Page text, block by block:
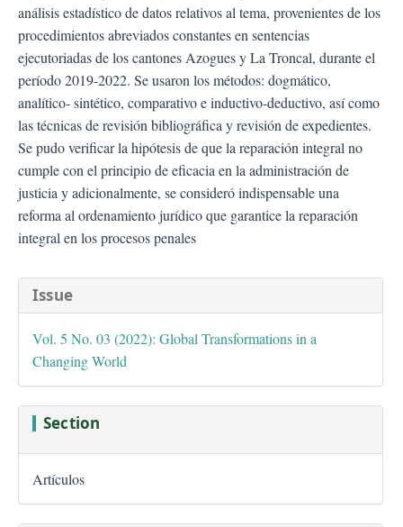
análisis estadístico de datos relativos al tema, provenientes de los
procedimientos abreviados constantes en sentencias
ejecutoriadas de los cantones Azogues y La Troncal, durante el
período 2019-2022. Se usaron los métodos: dogmático,
analítico- sintético, comparativo e inductivo-deductivo, así como
las técnicas de revisión bibliográfica y revisión de expedientes.
Se pudo verificar la hipótesis de que la reparación integral no
cumple con el principio de eficacia en la administración de
justicia y adicionalmente, se consideró indispensable una
reforma al ordenamiento jurídico que garantice la reparación
integral en los procesos penales
Issue
Vol. 5 No. 03 (2022): Global Transformations in a
Changing World
Section
Artículos